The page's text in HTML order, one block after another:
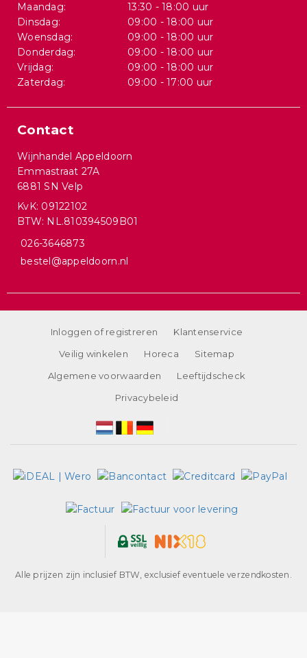
Maandag:
13:30 - 18:00 uur
Dinsdag:
09:00 - 18:00 uur
Woensdag:
09:00 - 18:00 uur
Donderdag:
09:00 - 18:00 uur
Vrijdag:
09:00 - 18:00 uur
Zaterdag:
09:00 - 17:00 uur
Contact
Wijnhandel Appeldoorn
Emmastraat 27A
6881 SN Velp
KvK: 09122102
BTW: NL.810394509B01
026-3646873
bestel@appeldoorn.nl
Inloggen of registreren
Klantenservice
Veilig winkelen
Horeca
Sitemap
Algemene voorwaarden
Leeftijdscheck
Privacybeleid
Alle prijzen zijn inclusief BTW, exclusief eventuele verzendkosten.